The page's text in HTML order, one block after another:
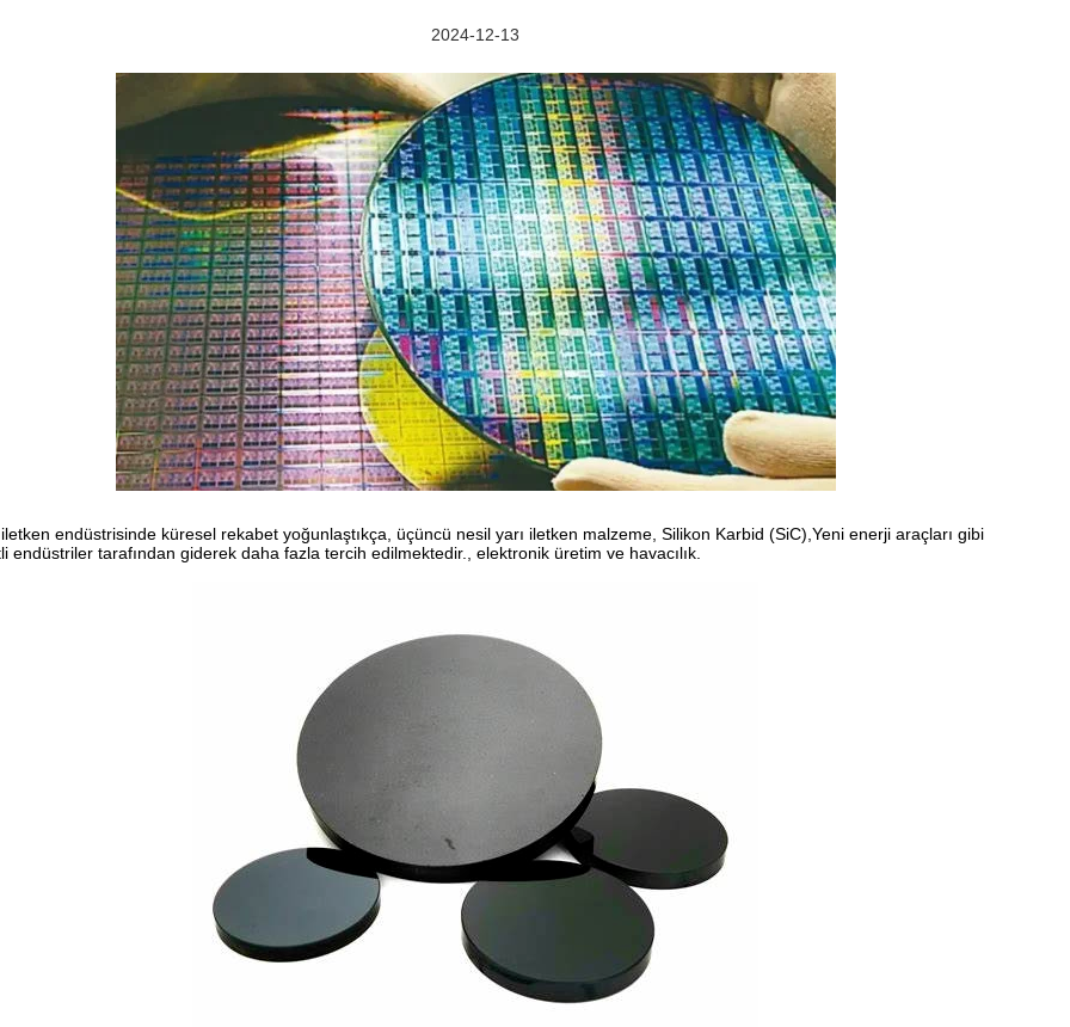
2024-12-13
iletken endüstrisinde küresel rekabet yoğunlaştıkça, üçüncü nesil yarı iletken malzeme, Silikon Karbid (SiC),Yeni enerji araçları gibi
endüstriler tarafından giderek daha fazla tercih edilmektedir., elektronik üretim ve havacılık.